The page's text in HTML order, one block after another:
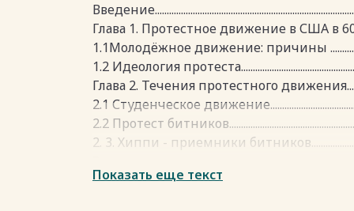
Глава 1. Протестное движение в США в 60е
1.1Молодёжное движение: причины
1.2 Идеология
Глава 2. Течения протестного
2.1 Студенческое
2.2 Протест
2. 3. Хиппи - приемники
Список использованной литературы и
Показать еще текст